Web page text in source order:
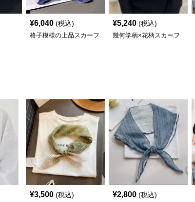
¥6,040 (税込)
格子模様の上品スカーフ
¥5,240 (税込)
幾何学柄×花柄スカーフ
¥3,500 (税込) ¥2,800 (税込)